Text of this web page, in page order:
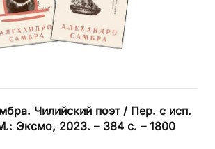
Чилийский поэт / Пер. с исп.
Эксмо, 2023. – 384 с. – 1800